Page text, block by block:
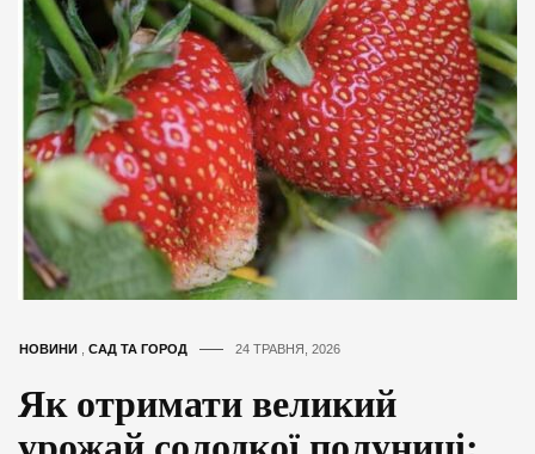
НОВИНИ САД ТА ГОРОД 24 ТРАВНЯ, 2026
Як отримати великий